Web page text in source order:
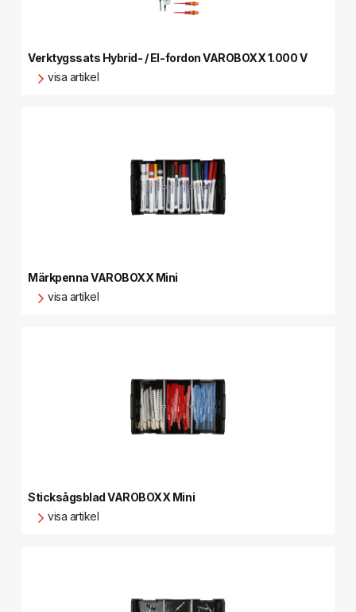
Verktygssats Hybrid- / El-fordon VAROBOXX 1.000 V
visa artikel
Märkpenna VAROBOXX Mini
visa artikel
Sticksågsblad VAROBOXX Mini
visa artikel